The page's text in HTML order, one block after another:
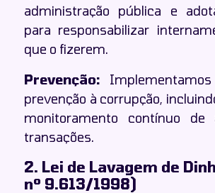
administração pública e
para responsabilizar
que o fizerem.
Prevenção:
prevenção à corrupção,
monitoramento contínuo de
transações.
2. Lei de Lavagem de
nº 9.613/1998)